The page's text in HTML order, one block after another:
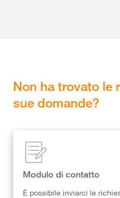
Non ha trovato le
sue domande?
Modulo di contatto
È possibile inviarci le